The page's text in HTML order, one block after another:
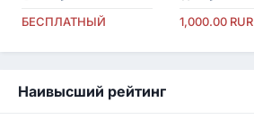
БЕСПЛАТНЫЙ
1,000.00 RUR
Наивысший рейтинг